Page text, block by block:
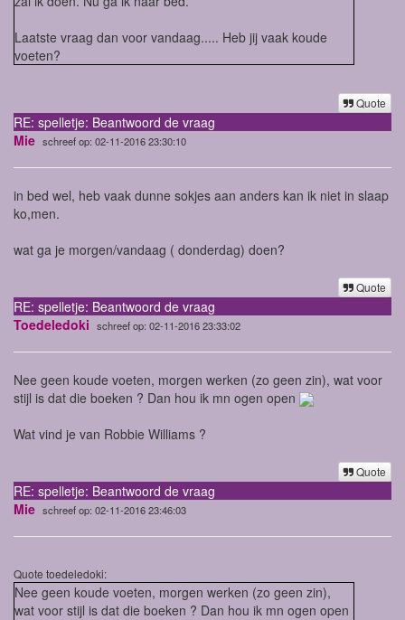
Laatste vraag dan voor vandaag..... Heb jij vaak koude
voeten?
Quote
RE: spelletje: Beantwoord de vraag
Mie schreef op: 02-11-2016 23:30:10
in bed wel, heb vaak dunne sokjes aan anders kan ik niet in slaap
ko,men.
wat ga je morgen/vandaag ( donderdag) doen?
Quote
RE: spelletje: Beantwoord de vraag
Toedeledoki schreef op: 02-11-2016 23:33:02
Nee geen koude voeten, morgen werken (zo geen zin), wat voor
stijl is dat die boeken ? Dan hou ik mn ogen open
Wat vind je van Robbie Williams ?
Quote
RE: spelletje: Beantwoord de vraag
Mie schreef op: 02-11-2016 23:46:03
Quote toedeledoki:
Nee geen koude voeten, morgen werken (zo geen zin),
wat voor stijl is dat die boeken ? Dan hou ik mn ogen open